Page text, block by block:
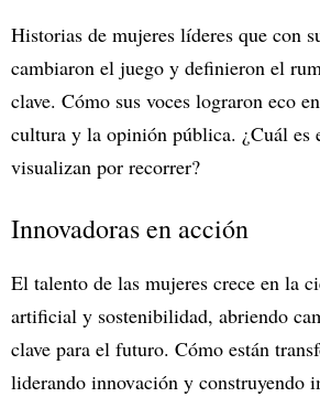
Historias de mujeres líderes que con
cambiaron el juego y definieron el
clave. Cómo sus voces lograron eco
cultura y la opinión pública. ¿Cuál es
visualizan por recorrer?
Innovadoras en acción
El talento de las mujeres crece en la
artificial y sostenibilidad, abriendo
clave para el futuro. Cómo están
liderando innovación y construyendo